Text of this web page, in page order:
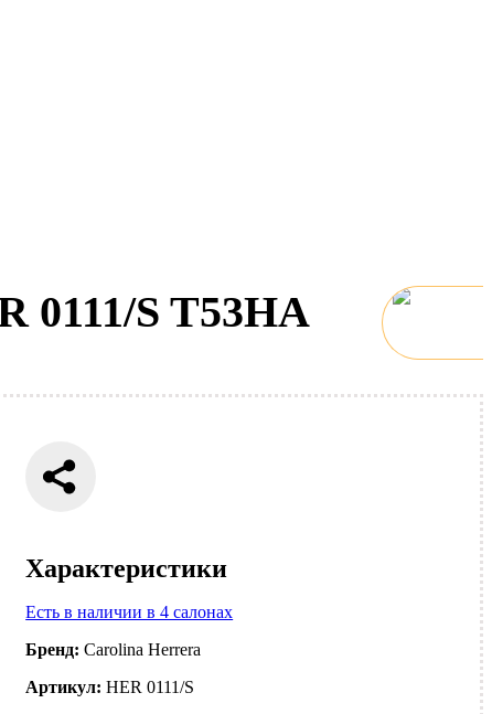
0111/S T53HA
Характеристики
Есть в наличии в 4 салонах
Бренд:Carolina Herrera
Артикул: HER 0111/S